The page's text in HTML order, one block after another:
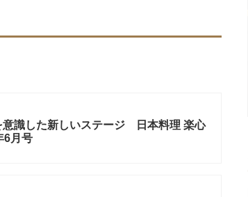
意識した新しいステージ 日本料理 楽心
6月号